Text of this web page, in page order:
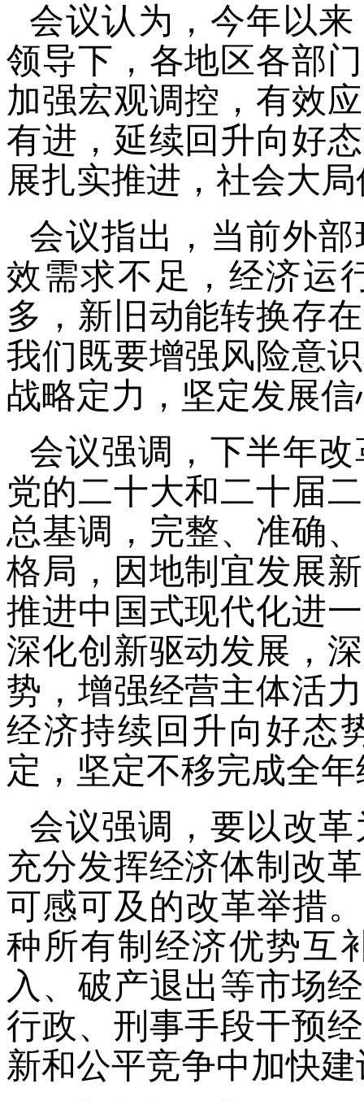
会议认为，今年以
领导下，各地区各部
加强宏观调控，有效
有进，延续回升向好
展扎实推进，社会大
会议指出，当前外
效需求不足，经济运
多，新旧动能转换存
我们既要增强风险意
战略定力，坚定发展
会议强调，下半年
党的二十大和二十届
总基调，完整、准确
格局，因地制宜发展
推进中国式现代化进
深化创新驱动发展，
势，增强经营主体活
经济持续回升向好态
定，坚定不移完成全
会议强调，要以改
充分发挥经济体制改
可感可及的改革举措
种所有制经济优势互
入、破产退出等市场
行政、刑事手段干预
新和公平竞争中加快